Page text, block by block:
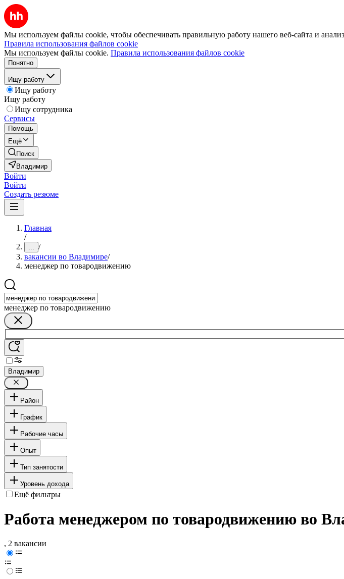
Мы используем файлы cookie, чтобы обеспечивать правильную работу нашего веб-сайта и
Правила использования файлов cookie
Мы используем файлы cookie. Правила использования файлов cookie
Понятно
Ищу работу
Ищу работу
Ищу работу
Ищу сотрудника
Сервисы
Помощь
Ещё
Поиск
Владимир
Войти
Войти
Создать резюме
Главная
/
... /
вакансии во Владимире/
менеджер по товародвижению
менеджер по товародвижению
Владимир
Район
График
Рабочие часы
Опыт
Тип занятости
Уровень дохода
Ещё фильтры
Работа менеджером по товародвижению во
, 2 вакансии